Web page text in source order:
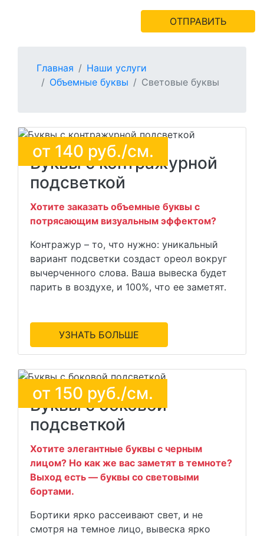
ОТПРАВИТЬ
Главная
Наши услуги
Объемные буквы
Световые буквы
от 140 руб./см.
Буквы с контражурной
подсветкой
Хотите заказать объемные буквы с
потрясающим визуальным эффектом?
Контражур – то, что нужно: уникальный
вариант подсветки создаст ореол вокруг
вычерченного слова. Ваша вывеска будет
парить в воздухе, и 100%, что ее заметят.
УЗНАТЬ БОЛЬШЕ
от 150 руб./см.
Буквы с боковой
подсветкой
Хотите элегантные буквы с черным
лицом? Но как же вас заметят в темноте?
Выход есть — буквы со световыми
бортами.
Бортики ярко рассеивают свет, и не
смотря на темное лицо, вывеска ярко